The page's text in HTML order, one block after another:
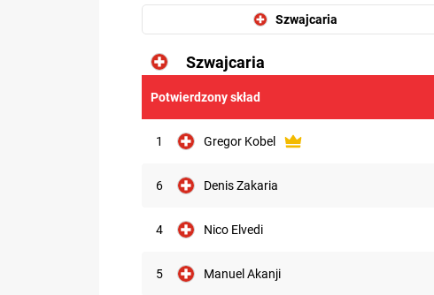
Szwajcaria
Szwajcaria
Potwierdzony skład
1 Gregor Kobel
6 Denis Zakaria
4 Nico Elvedi
5 Manuel Akanji